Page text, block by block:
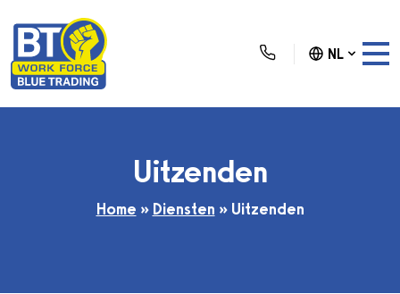
NL
Uitzenden
Home » Diensten » Uitzenden